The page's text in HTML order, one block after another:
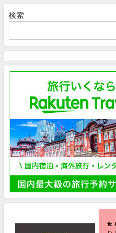
検索